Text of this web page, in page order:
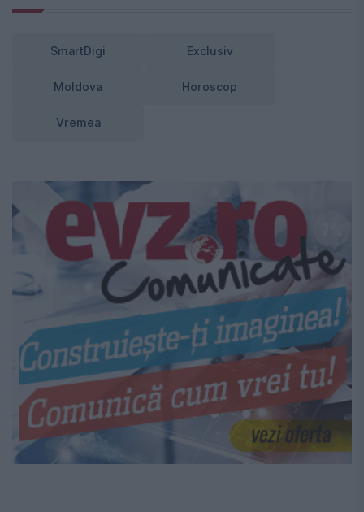
SmartDigi Exclusiv
Moldova Horoscop
Vremea